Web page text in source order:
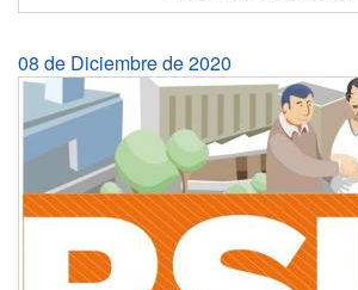
08 de Diciembre de 2020